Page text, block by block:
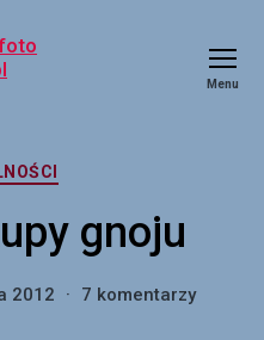
Menu
gnoju
2012 7 komentarzydo